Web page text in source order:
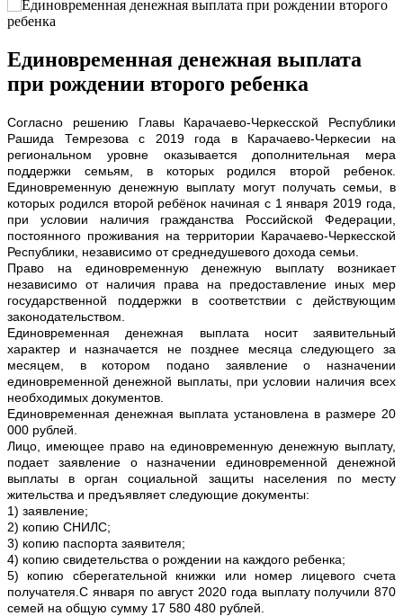
Единовременная денежная выплата
при рождении второго ребенка
Согласно решению Главы Карачаево-Черкесской Республики
Рашида Темрезова с 2019 года в Карачаево-Черкесии на
региональном уровне оказывается дополнительная мера
поддержки семьям, в которых родился второй ребенок.
Единовременную денежную выплату могут получать семьи, в
которых родился второй ребёнок начиная с 1 января 2019 года,
при условии наличия гражданства Российской Федерации,
постоянного проживания на территории Карачаево-Черкесской
Республики, независимо от среднедушевого дохода семьи.
Право на единовременную денежную выплату возникает
независимо от наличия права на предоставление иных мер
государственной поддержки в соответствии с действующим
законодательством.
Единовременная денежная выплата носит заявительный
характер и назначается не позднее месяца следующего за
месяцем, в котором подано заявление о назначении
единовременной денежной выплаты, при условии наличия всех
необходимых документов.
Единовременная денежная выплата установлена в размере 20
000 рублей.
Лицо, имеющее право на единовременную денежную выплату,
подает заявление о назначении единовременной денежной
выплаты в орган социальной защиты населения по месту
жительства и предъявляет следующие документы:
1) заявление;
2) копию СНИЛС;
3) копию паспорта заявителя;
4) копию свидетельства о рождении на каждого ребенка;
5) копию сберегательной книжки или номер лицевого счета
получателя. С января по август 2020 года выплату получили 870
семей на общую сумму 17 580 480 рублей.